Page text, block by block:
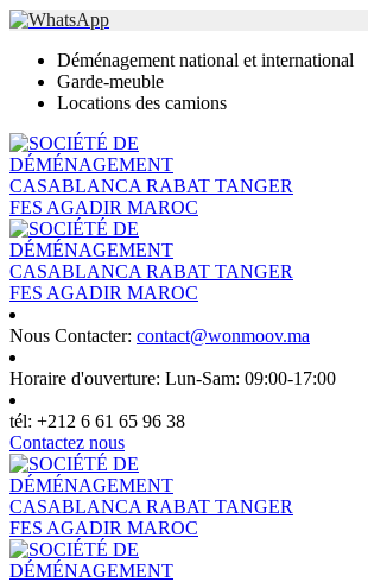
Déménagement national et international
Garde-meuble
Locations des camions
Nous Contacter: contact@wonmoov.ma
Horaire d'ouverture: Lun-Sam: 09:00-17:00
tél: +212 6 61 65 96 38
Contactez nous